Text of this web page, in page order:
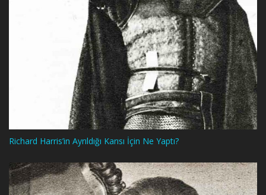
Richard Harris’in Ayrıldığı Karısı İçin Ne Yaptı?